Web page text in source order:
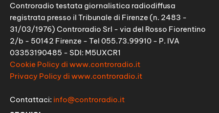
Controradio testata giornalistica radiodiffusa
registrata presso il Tribunale di Firenze (n. 2483 -
31/03/1976) Controradio Srl - via del Rosso Fiorentino
2/b - 50142 Firenze - Tel 055.73.99910 - P. IVA
03353190485 - SDI: M5UXCR1
Cookie Policy di www.controradio.it
Privacy Policy di www.controradio.it
Contattaci: info@controradio.it